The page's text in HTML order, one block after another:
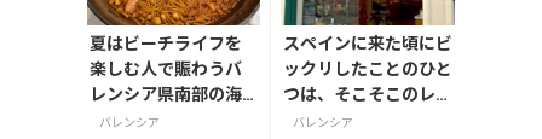
夏はビーチライフを
楽しむ人で賑わうバ
レンシア県南部の海
岸の町ガンディア
バレンシア
スペインに来た頃にビ
ックリしたことのひと
つは、そこそこのレス
トランでも食後に紅茶
バレンシア